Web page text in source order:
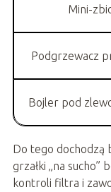
Mini-
Podgrzewacz
Bojler pod
Do tego dochodzą
grzałki „na sucho”
kontroli filtra i